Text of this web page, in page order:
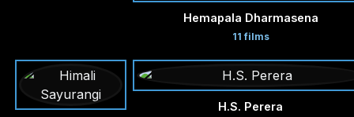
Hemapala Dharmasena
11 films
H.S. Perera